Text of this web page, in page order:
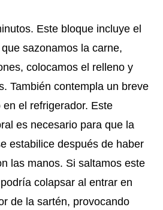
Este bloque incluye el
sazonamos la carne,
colocamos el relleno y
También contempla un breve
el refrigerador. Este
es necesario para que la
estabilice después de haber
las manos. Si saltamos este
colapsar al entrar en
de la sartén, provocando